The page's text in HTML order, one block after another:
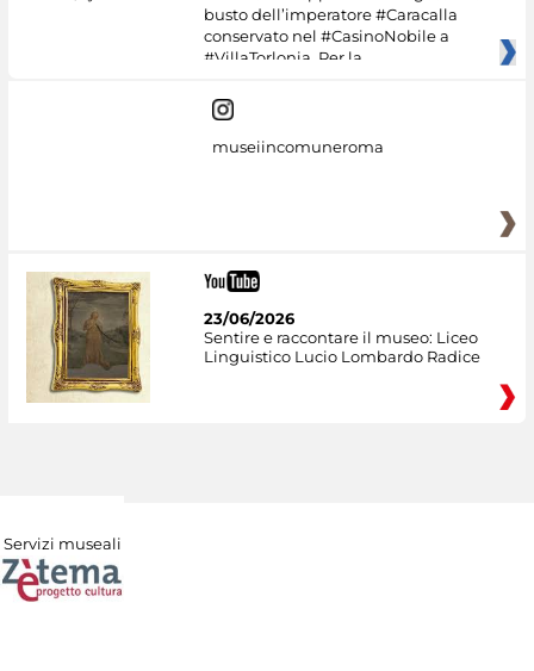
busto dell’imperatore #Caracalla
conservato nel #CasinoNobile a
#VillaTorlonia. Per la
museiincomuneroma
23/06/2026
Sentire e raccontare il museo: Liceo
Linguistico Lucio Lombardo Radice
Servizi museali